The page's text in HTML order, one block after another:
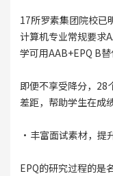
17所罗素集团院校已
计算机专业常规要求
学可用AAB+EPQ B替
即便不享受降分，28
差距，帮助学生在成
·丰富面试素材，提
EPQ的研究过程的是